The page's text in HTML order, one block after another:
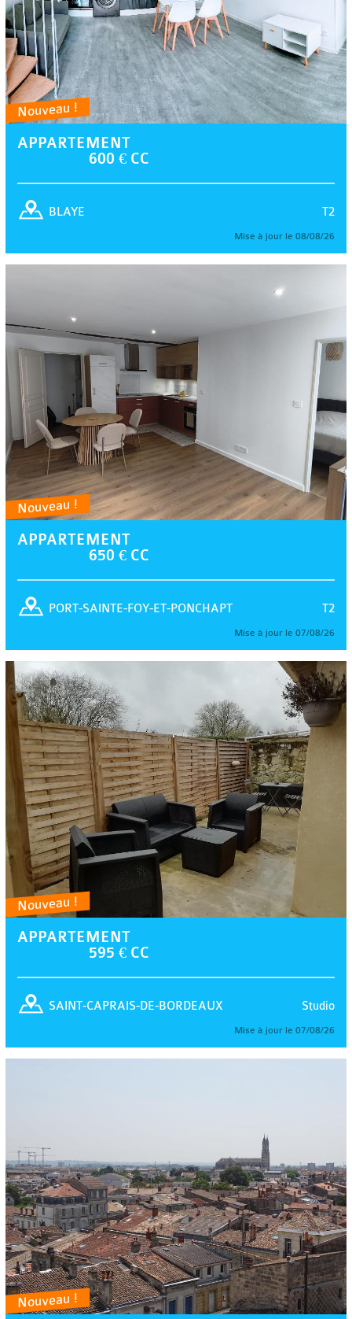
Nouveau !
APPARTEMENT
600 € CC
T2
BLAYE
Mise à jour le 08/08/26
Nouveau !
APPARTEMENT
650 € CC
T2
PORT-SAINTE-FOY-ET-PONCHAPT
Mise à jour le 07/08/26
Nouveau !
APPARTEMENT
595 € CC
Studio
SAINT-CAPRAIS-DE-BORDEAUX
Mise à jour le 07/08/26
Nouveau !